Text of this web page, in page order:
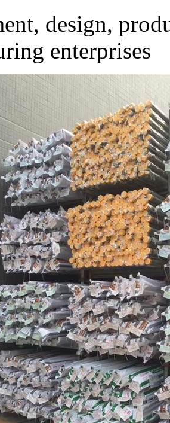
design,
enterprises